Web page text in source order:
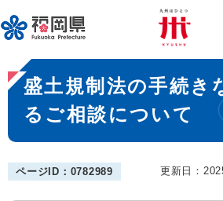
ー
ジ
先
頭
。
メニューを飛ばして本
本
文
盛土規制法の手続き
るご相談について
ページID：0782989 更新日：